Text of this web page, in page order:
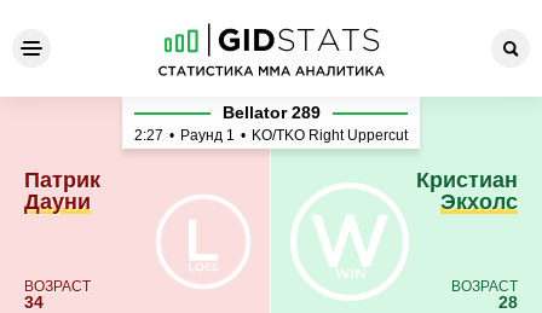
Патрик Дауни - Кристиан
Патрик
Дауни
ВОЗРАСТ
34
Bellator 289
2:27 • Раунд 1 • KO/TKO Right Uppercut
Кристиан
Экхолс
ВОЗРАСТ
28